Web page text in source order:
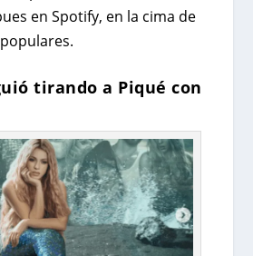
en Spotify, en la cima de
tirando a Piqué con